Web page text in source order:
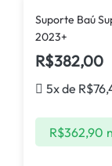
Suporte Baú
2023+
R$382,00
5x de R$
R$362,90